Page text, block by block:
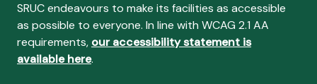
SRUC endeavours to make its facilities as accessible
as possible to everyone. In line with WCAG 2.1 AA
requirements, our accessibility statement is
available here.